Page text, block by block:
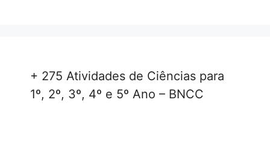
+ 275 Atividades de Ciências para
1º, 2º, 3º, 4º e 5º Ano – BNCC